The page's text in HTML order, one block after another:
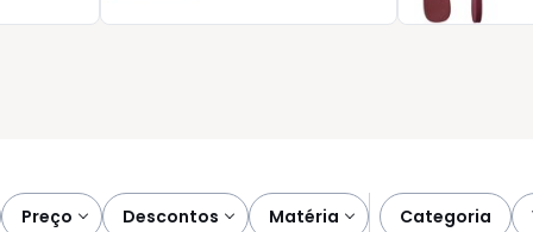
estar. Escolha as suas favoritas e descubra como um
preço descontos matéria categoria